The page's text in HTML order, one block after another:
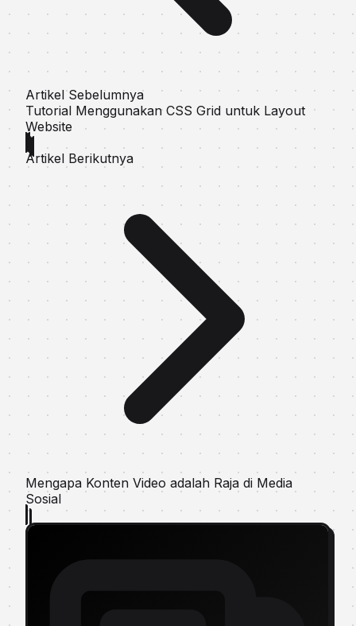
Artikel Sebelumnya
Tutorial Menggunakan CSS Grid untuk Layout
Website
Artikel Berikutnya
Mengapa Konten Video adalah Raja di Media
Sosial